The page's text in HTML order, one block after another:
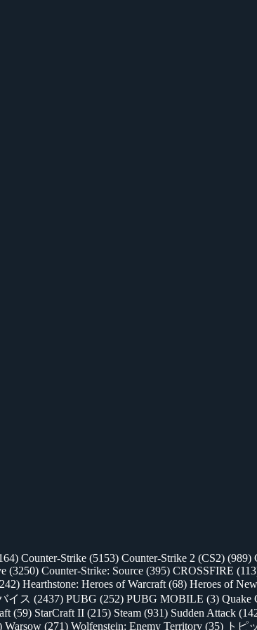
Counter-Strike (5153) Counter-Strike 2 (CS2) (989)
(3250) Counter-Strike: Source (395) CROSSFIRE
Hearthstone: Heroes of Warcraft (68) Heroes of
イス (2437) PUBG (252) PUBG MOBILE (3) Quake
(59) StarCraft II (215) Steam (931) Sudden Attack
Warsow (271) Wolfenstein: Enemy Territory (35) トピ